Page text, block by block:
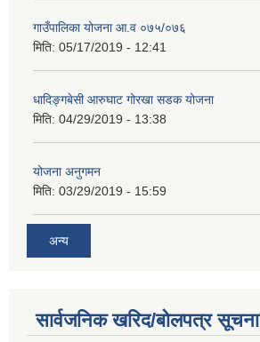
गाउँपालिका योजना आ.व ०७५/०७६
मिति: 05/17/2019 - 12:41
धादिङ्गबेसी आरुघाट गोरखा सडक योजना
मिति: 04/29/2019 - 13:38
योजना अनुगमन
मिति: 03/29/2019 - 15:59
अन्य
सार्वजनिक खरिद/बोलपत्र सूचना